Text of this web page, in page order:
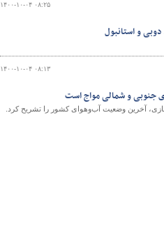
۱۴۰۰-۱۰-۰۴ ۰۸:۲۵
و استانبول
۱۴۰۰-۱۰-۰۴ ۰۸:۱۳
جنوبی و شمالی مواج است
آخرین وضعیت آب‌و‌هوای کشور را تشریح کرد.